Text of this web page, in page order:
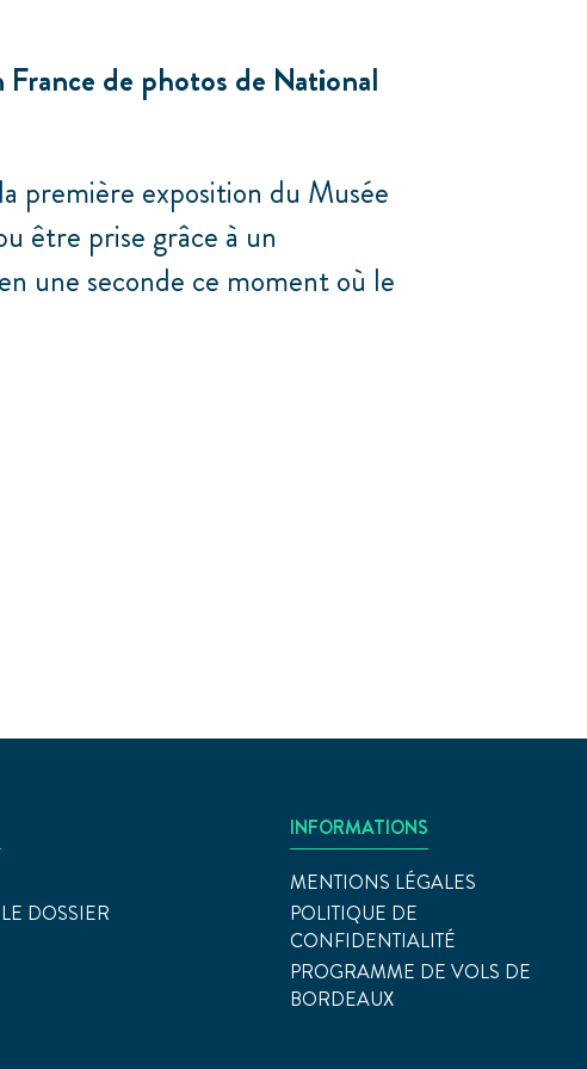
de photos de National
première exposition du Musée
être prise grâce à un
une seconde ce moment où le
DOSSIER
INFORMATIONS
MENTIONS LÉGALES
POLITIQUE DE
CONFIDENTIALITÉ
PROGRAMME DE VOLS DE
BORDEAUX